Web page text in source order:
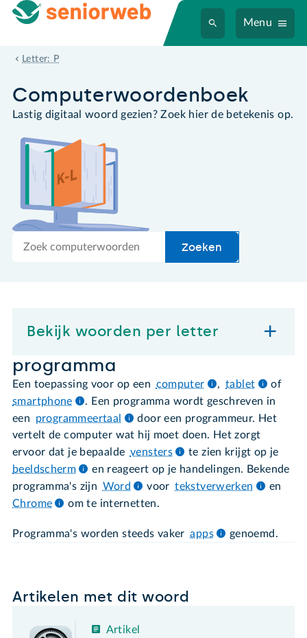
Menu
Letter: P
programma
Computer­woordenboek
Lastig digitaal woord gezien? Zoek hier de betekenis op.
Zoek
Zoeken
Bekijk woorden per letter
programma
Een toepassing voor op een computer , tablet
of
smartphone
. Een programma wordt geschreven in
een
programmeertaal
door een programmeur. Het
vertelt de computer wat hij moet doen. Het zorgt
ervoor dat je bepaalde vensters
te zien krijgt op je
beeldscherm
en reageert op je handelingen. Bekende
programma's zijn Word voor tekstverwerken
en
Chrome
om te internetten.
Programma's worden steeds vaker apps genoemd.
Artikelen met dit woord
Artikel